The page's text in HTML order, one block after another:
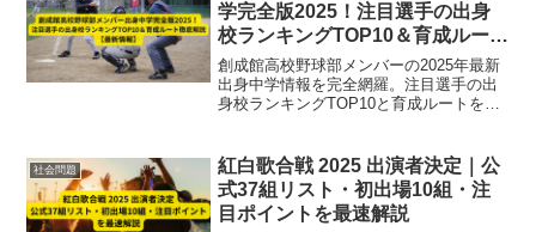
学完全版2025！注目選手の出身
校ランキングTOP10＆育成ルート
徹底解説【最新情報】
創成館高校野球部メンバーの2025年最新
出身中学情報を完全網羅。注目選手の出
身校ランキングTOP10と育成ルートを徹
屈指の強豪チームの秘密を詳しく紹介し
ます。
社会問題
紅白歌合戦 2025 出演者決定｜公
式37組リスト・初出場10組・注
目ポイントを最速解説